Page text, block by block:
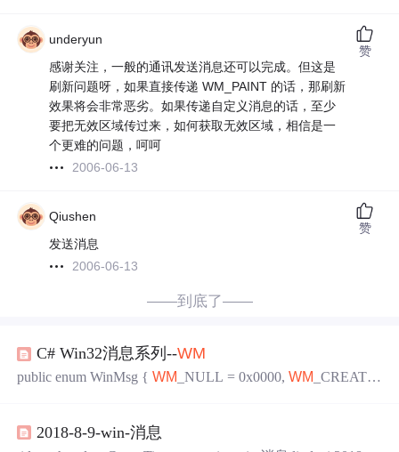
underyun
感谢关注，一般的通讯发送消息还可以完成。但这是
刷新问题呀，如果直接传递 WM_PAINT 的话，那刷新
效果将会非常恶劣。如果传递自定义消息的话，至少
要把无效区域传过来，如何获取无效区域，相信是一
个更难的问题，呵呵
2006-06-13
赞
Qiushen
发送消息
2006-06-13
赞
——到底了——
C# Win32消息系列--WM
public enum WinMsg {WM _NULL = 0x0000,WM _CREATE
2018-8-9-win-消息